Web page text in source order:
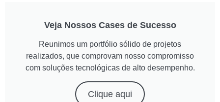
Veja Nossos Cases de Sucesso
Reunimos um portfólio sólido de projetos
realizados, que comprovam nosso compromisso
com soluções tecnológicas de alto desempenho.
Clique aqui